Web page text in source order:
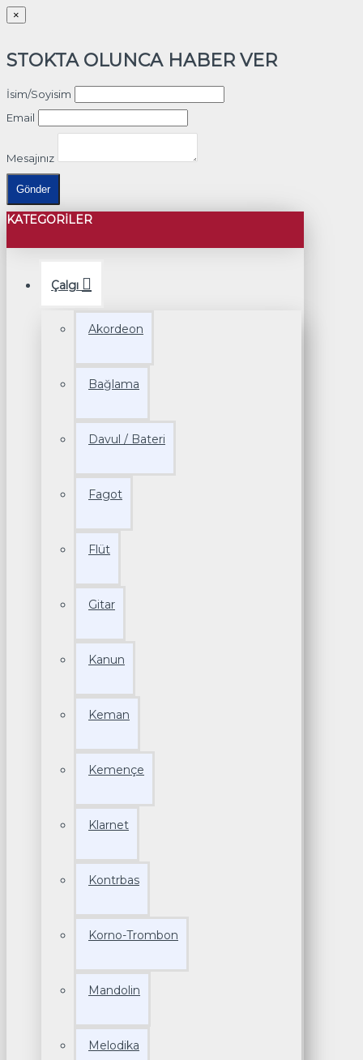
×
STOKTA OLUNCA HABER VER
İsim/Soyisim
Email
Mesajınız
Gönder
KATEGORILER
Çalgı
Akordeon
Bağlama
Davul / Bateri
Fagot
Flüt
Gitar
Kanun
Keman
Kemençe
Klarnet
Kontrbas
Korno-Trombon
Mandolin
Melodika